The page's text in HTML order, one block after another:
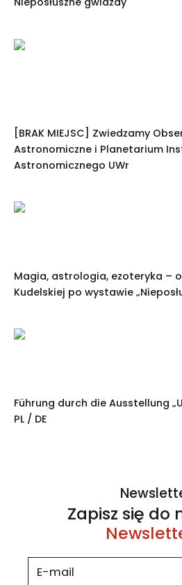
[BRAK MIEJSC] Zwiedzamy
Astronomiczne i Planetarium
Astronomicznego UWr
Magia, astrologia, ezoteryka –
Kudelskiej po wystawie
Führung durch die Ausstellung
PL / DE
Zapisz się do